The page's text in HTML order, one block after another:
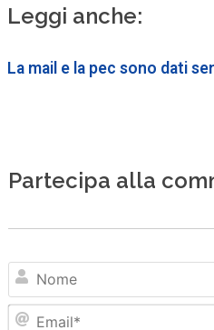
Leggi anche:
La mail e la pec sono dati
Partecipa alla